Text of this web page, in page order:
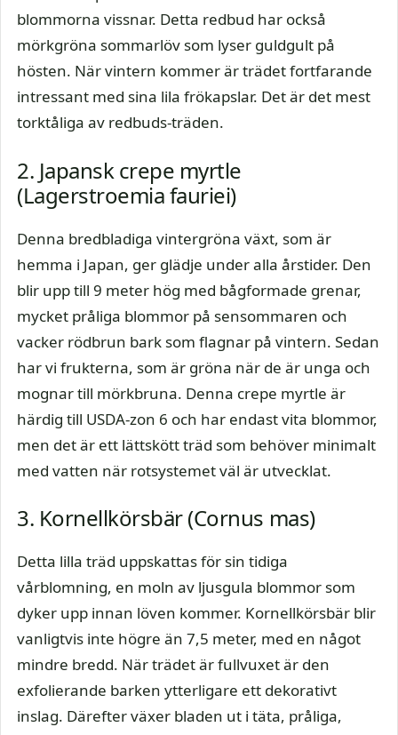
blommorna vissnar. Detta redbud har också
mörkgröna sommarlöv som lyser guldgult på
hösten. När vintern kommer är trädet fortfarande
intressant med sina lila frökapslar. Det är det mest
torktåliga av redbuds-träden.
2. Japansk crepe myrtle
(Lagerstroemia fauriei)
Denna bredbladiga vintergröna växt, som är
hemma i Japan, ger glädje under alla årstider. Den
blir upp till 9 meter hög med bågformade grenar,
mycket pråliga blommor på sensommaren och
vacker rödbrun bark som flagnar på vintern. Sedan
har vi frukterna, som är gröna när de är unga och
mognar till mörkbruna. Denna crepe myrtle är
härdig till USDA-zon 6 och har endast vita blommor,
men det är ett lättskött träd som behöver minimalt
med vatten när rotsystemet väl är utvecklat.
3. Kornellkörsbär (Cornus mas)
Detta lilla träd uppskattas för sin tidiga
vårblomning, en moln av ljusgula blommor som
dyker upp innan löven kommer. Kornellkörsbär blir
vanligtvis inte högre än 7,5 meter, med en något
mindre bredd. När trädet är fullvuxet är den
exfolierande barken ytterligare ett dekorativt
inslag. Därefter växer bladen ut i täta, pråliga,